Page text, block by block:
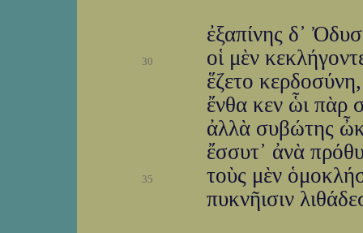
ἐξαπίνης δ᾽
30
οἱ μὲν
ἕζετο
ἔνθα κεν ὧι πὰρ
ἀλλὰ συβώτης
ἔσσυτ᾽ ἀνὰ
35
τοὺς μὲν
πυκνῆισιν